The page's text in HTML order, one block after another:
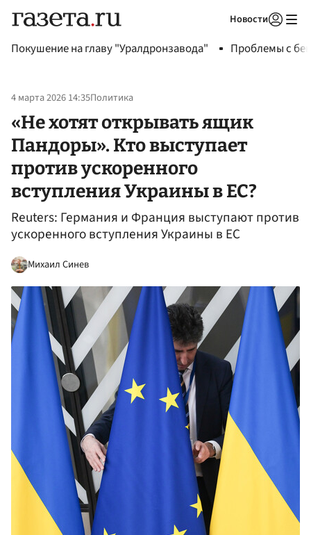
Новости
Покушение на главу "Уралдронзавода" Проблемы с
4 марта 2026 14:35Политика
«Не хотят открывать ящик
Пандоры». Кто выступает
против ускоренного
вступления Украины в ЕС?
Reuters: Германия и Франция выступают против
ускоренного вступления Украины в ЕС
Михаил Синев